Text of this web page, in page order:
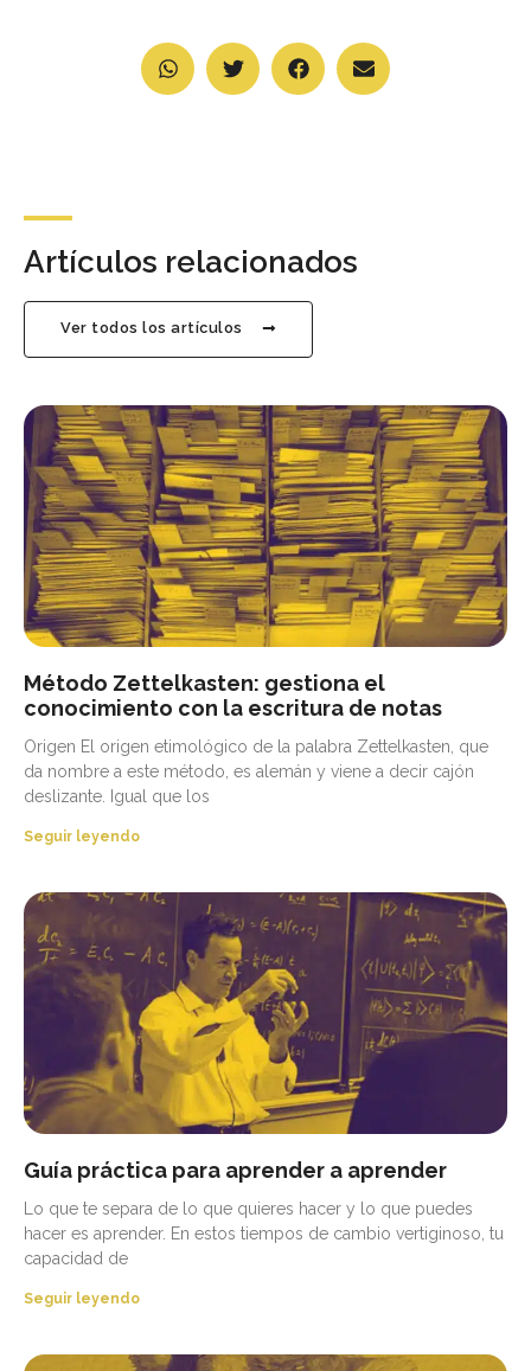
Artículos relacionados
Ver todos los artículos
Método Zettelkasten: gestiona el
conocimiento con la escritura de notas
Origen El origen etimológico de la palabra Zettelkasten, que
da nombre a este método, es alemán y viene a decir cajón
deslizante. Igual que los
Seguir leyendo
Guía práctica para aprender a aprender
Lo que te separa de lo que quieres hacer y lo que puedes
hacer es aprender. En estos tiempos de cambio vertiginoso, tu
capacidad de
Seguir leyendo